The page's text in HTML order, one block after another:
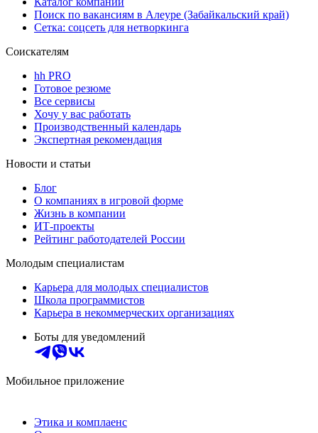
Поиск по вакансиям в Алеуре (Забайкальский край)
Сетка: соцсеть для нетворкинга
Соискателям
hh PRO
Готовое резюме
Все сервисы
Хочу у вас работать
Производственный календарь
Экспертная рекомендация
Новости и статьи
Блог
О компаниях в игровой форме
Жизнь в компании
ИТ-проекты
Рейтинг работодателей России
Молодым специалистам
Карьера для молодых специалистов
Школа программистов
Карьера в некоммерческих организациях
Боты для уведомлений
Мобильное приложение
Этика и комплаенс